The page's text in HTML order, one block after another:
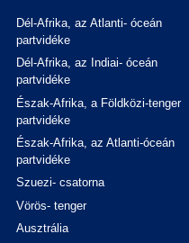
Dél-Afrika, az Atlanti- óceán
partvidéke
Dél-Afrika, az Indiai- óceán
partvidéke
Észak-Afrika, a Földközi-tenger
partvidéke
Észak-Afrika, az Atlanti-óceán
partvidéke
Szuezi- csatorna
Vörös- tenger
Ausztrália